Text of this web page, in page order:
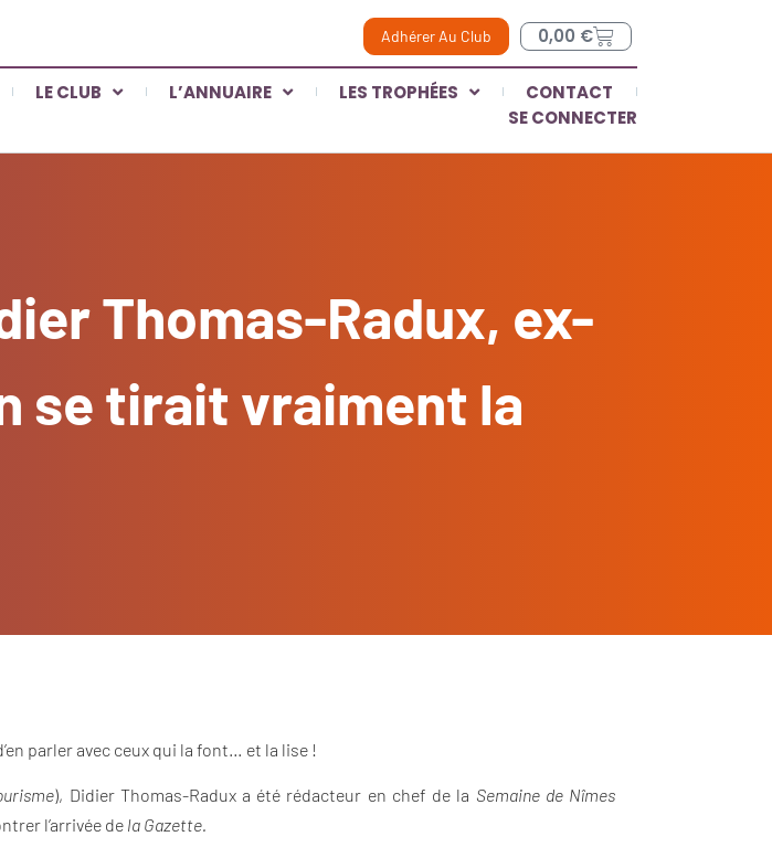
Adhérer Au Club 0,00 €
LE CLUB L’ANNUAIRE LES TROPHÉES
CONTACT
SE CONNECTER
Thomas-Radux, ex-
se tirait vraiment la
parler avec ceux qui la font… et la lise !
), Didier Thomas-Radux a été rédacteur en chef de la Semaine de Nîmes
l’arrivée de la Gazette.